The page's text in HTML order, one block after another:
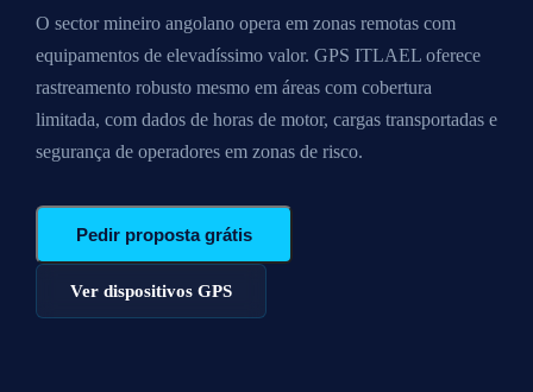
O sector mineiro angolano opera em zonas remotas com
equipamentos de elevadíssimo valor. GPS ITLAEL oferece
rastreamento robusto mesmo em áreas com cobertura
limitada, com dados de horas de motor, cargas transportadas e
segurança de operadores em zonas de risco.
Pedir proposta grátis
Ver dispositivos GPS